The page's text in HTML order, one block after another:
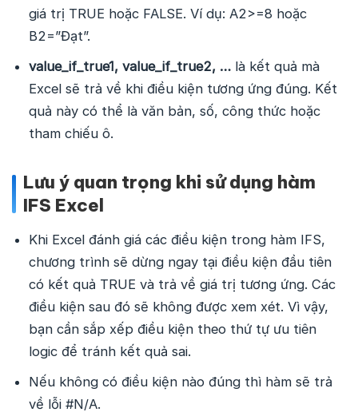
giá trị TRUE hoặc FALSE. Ví dụ: A2>=8 hoặc
B2=”Đạt”.
value_if_true1, value_if_true2, … là kết quả mà
Excel sẽ trả về khi điều kiện tương ứng đúng. Kết
quả này có thể là văn bản, số, công thức hoặc
tham chiếu ô.
Lưu ý quan trọng khi sử dụng hàm
IFS Excel
Khi Excel đánh giá các điều kiện trong hàm IFS,
chương trình sẽ dừng ngay tại điều kiện đầu tiên
có kết quả TRUE và trả về giá trị tương ứng. Các
điều kiện sau đó sẽ không được xem xét. Vì vậy,
bạn cần sắp xếp điều kiện theo thứ tự ưu tiên
logic để tránh kết quả sai.
Nếu không có điều kiện nào đúng thì hàm sẽ trả
về lỗi #N/A.